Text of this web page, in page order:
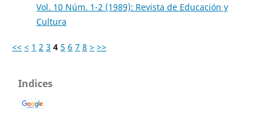
Vol. 10 Núm. 1-2 (1989): Revista de Educación y
Cultura
<< < 1 2 3 4 5 6 7 8 > >>
Indices